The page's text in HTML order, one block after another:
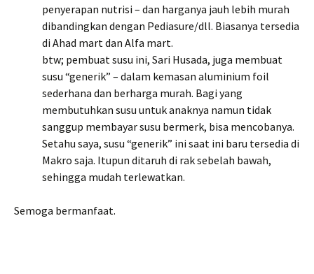
penyerapan nutrisi – dan harganya jauh lebih murah
dibandingkan dengan Pediasure/dll. Biasanya tersedia
di Ahad mart dan Alfa mart.
btw; pembuat susu ini, Sari Husada, juga membuat
susu “generik” – dalam kemasan aluminium foil
sederhana dan berharga murah. Bagi yang
membutuhkan susu untuk anaknya namun tidak
sanggup membayar susu bermerk, bisa mencobanya.
Setahu saya, susu “generik” ini saat ini baru tersedia di
Makro saja. Itupun ditaruh di rak sebelah bawah,
sehingga mudah terlewatkan.
Semoga bermanfaat.